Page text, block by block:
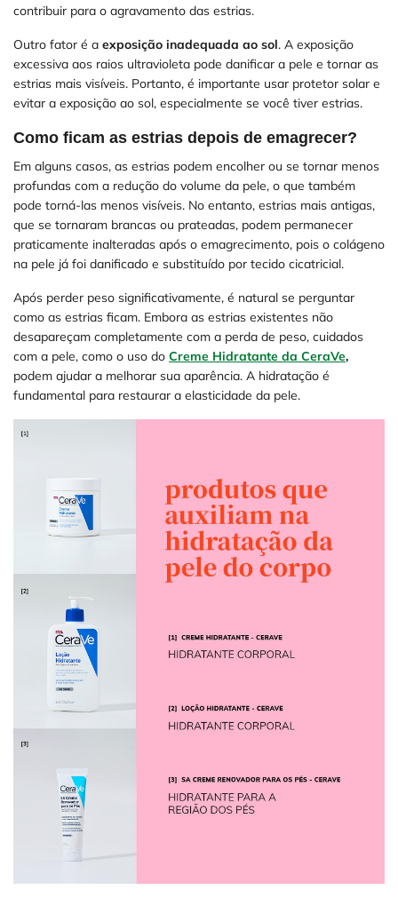
contribuir para o agravamento das estrias.
Outro fator é a exposição inadequada ao sol. A exposição
excessiva aos raios ultravioleta pode danificar a pele e tornar as
estrias mais visíveis. Portanto, é importante usar protetor solar e
evitar a exposição ao sol, especialmente se você tiver estrias.
Como ficam as estrias depois de emagrecer?
Em alguns casos, as estrias podem encolher ou se tornar menos
profundas com a redução do volume da pele, o que também
pode torná-las menos visíveis. No entanto, estrias mais antigas,
que se tornaram brancas ou prateadas, podem permanecer
praticamente inalteradas após o emagrecimento, pois o colágeno
na pele já foi danificado e substituído por tecido cicatricial.
Após perder peso significativamente, é natural se perguntar
como as estrias ficam. Embora as estrias existentes não
desapareçam completamente com a perda de peso, cuidados
com a pele, como o uso do Creme Hidratante da CeraVe,
podem ajudar a melhorar sua aparência. A hidratação é
fundamental para restaurar a elasticidade da pele.